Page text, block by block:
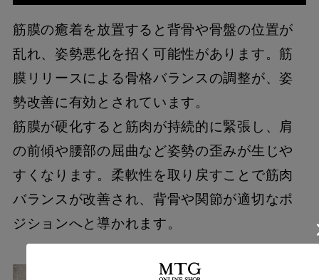
筋膜の癒着を放置すると背骨や骨盤の位置が
乱れ、姿勢悪化を招く可能性があります。筋
膜リリースによる骨格バランスの調整が、姿
勢改善に有効とされています。
筋膜が硬化すると筋肉が持続的に緊張し、肩
の前傾や腰部の屈曲など姿勢の歪みが生じや
すくなります。柔軟性を取り戻すことで筋肉
バランスが改善され、背骨や関節が適切なポ
ジションへと導かれます。